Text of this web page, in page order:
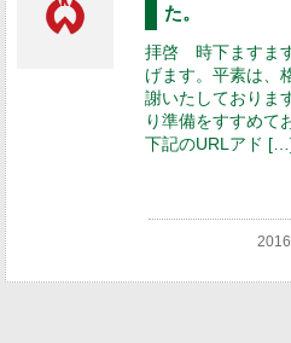
た。
拝啓 時下ますま
げます。平素は、
謝いたしており
り準備をすすめて
下記のURLアド